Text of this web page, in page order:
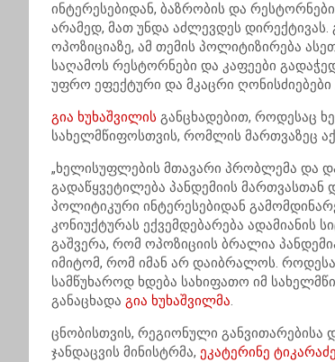
ინტერესებიდან, ბაზრობის და
არამედ, მათ უნდა აძლევდეს
ოპოზიციაზე, ამ თემის პოლიტიზირება
საღამოს რესტორნები და კაფეები
უფრო ეფექტური და მკაცრი ღონისძიებები
გია ხუხაშვილის განცხადებით, როდესაც
სახელმწიფოსთვის, რომლის მართვაზეც
„ხელისუფლების მთავარი პრობლემა და
გადაწყვეტილება პანდემიის
პოლიტიკური ინტერესებიდან
კონიუქტურას ექვემდებარება ადამიანის
გაშვერა, რომ ოპოზიციის ბრალია
იმიტომ, რომ იმან არ დაიბრალოს.
სამწუხაროდ ხდება სახიფათო იმ
განაცხადა გია ხუხაშვილმა.
ცნობისთვის, რეგიონული განვითარებისა
ჯანდაცვის მინისტრმა, ეკატერინე